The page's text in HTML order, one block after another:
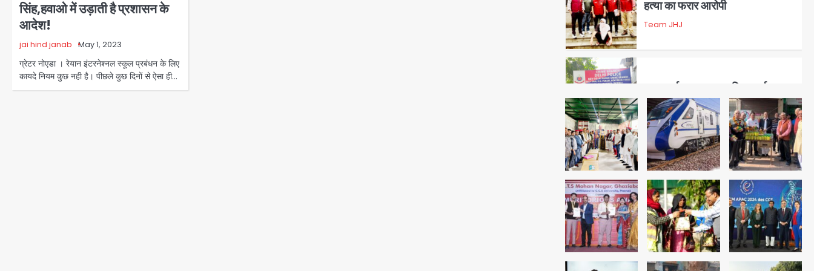
सिंह,हवाओ में उड़ाती है प्रशासन के
आदेश!
jai hind janab May 1, 2023
ग्रेटर नोएडा । रेयान इंटरनेश्नल स्कूल प्रबंधन के लिए
कायदे नियम कुछ नही है। पीछले कुछ दिनों से ऐसा ही…
3
हत्या का फरार आरोपी
Team JHJ
4
डबल मर्डर का मुख्य साजिशकर्ता
क्राइम ब्रांच के हत्थे
Team JHJ
5
रोहित चौधरी गैंग का कुख्यात बदमाश
राजस्थान से गिरफ्तार
Team JHJ